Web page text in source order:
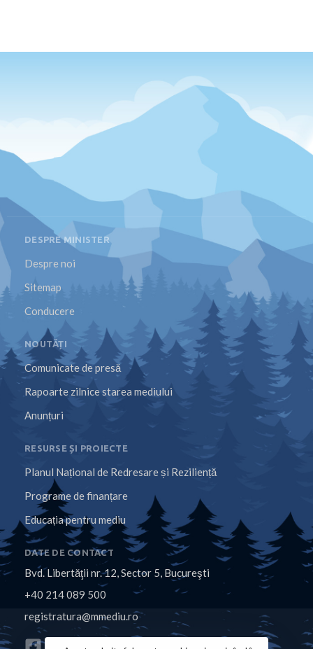
DESPRE MINISTER
Despre noi
Sitemap
Conducere
NOUTĂȚI
Comunicate de presă
Rapoarte zilnice starea mediului
Anunțuri
RESURSE ȘI PROIECTE
Planul Național de Redresare și Reziliență
Programe de finanțare
Educația pentru mediu
DATE DE CONTACT
Bvd. Libertăţii nr. 12, Sector 5, Bucureşti
+40 214 089 500
registratura@mmediu.ro